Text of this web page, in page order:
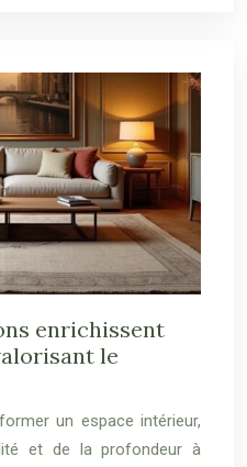
enrichissent
le
un espace intérieur,
et de la profondeur à